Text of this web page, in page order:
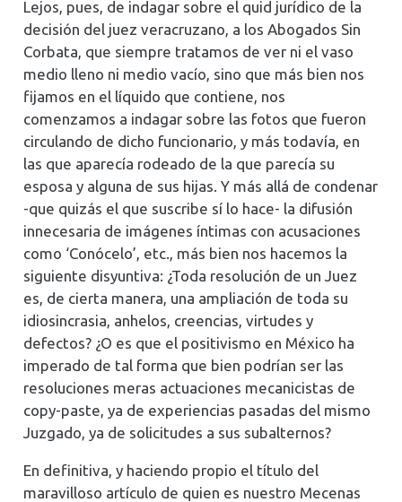
Lejos, pues, de indagar sobre el quid jurídico de la
decisión del juez veracruzano, a los Abogados Sin
Corbata, que siempre tratamos de ver ni el vaso
medio lleno ni medio vacío, sino que más bien nos
fijamos en el líquido que contiene, nos
comenzamos a indagar sobre las fotos que fueron
circulando de dicho funcionario, y más todavía, en
las que aparecía rodeado de la que parecía su
esposa y alguna de sus hijas. Y más allá de condenar
-que quizás el que suscribe sí lo hace- la difusión
innecesaria de imágenes íntimas con acusaciones
como ‘Conócelo’, etc., más bien nos hacemos la
siguiente disyuntiva: ¿Toda resolución de un Juez
es, de cierta manera, una ampliación de toda su
idiosincrasia, anhelos, creencias, virtudes y
defectos? ¿O es que el positivismo en México ha
imperado de tal forma que bien podrían ser las
resoluciones meras actuaciones mecanicistas de
copy-paste, ya de experiencias pasadas del mismo
Juzgado, ya de solicitudes a sus subalternos?
En definitiva, y haciendo propio el título del
maravilloso artículo de quien es nuestro Mecenas